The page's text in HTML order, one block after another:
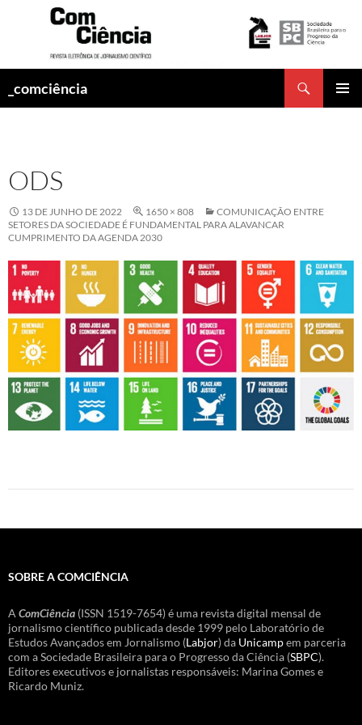
_comciência
ODS
13 DE JUNHO DE 2022 1650 × 808
COMUNICAÇÃO ENTRE
SETORES DA SOCIEDADE É FUNDAMENTAL PARA ALAVANCAR
CUMPRIMENTO DA AGENDA 2030
SOBRE A COMCIÊNCIA
A ComCiência (ISSN 1519-7654) é uma revista digital mensal de
jornalismo científico publicada desde 1999 pelo Laboratório de
Estudos Avançados em Jornalismo (Labjor) da Unicampem parceria
com a Sociedade Brasileira para o Progresso da Ciência (SBPC).
Editores executivos e jornalistas responsáveis: Marina Gomes e
Ricardo Muniz.